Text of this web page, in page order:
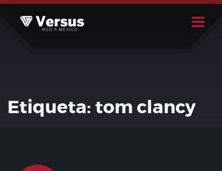
Skip
Etiqueta:tom clancy